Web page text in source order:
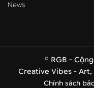
News
© RGB -
Creative Vibes -
Chính sách